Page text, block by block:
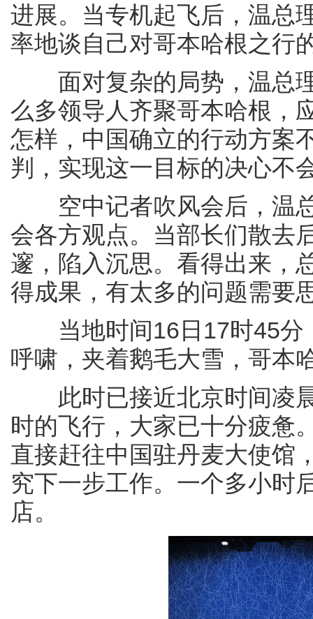
进展。当专机起飞后，温总
率地谈自己对哥本哈根之行
面对复杂的局势，温总理
么多领导人齐聚哥本哈根，
怎样，中国确立的行动方案
判，实现这一目标的决心不
空中记者吹风会后，温总
会各方观点。当部长们散去
邃，陷入沉思。看得出来，
得成果，有太多的问题需要
当地时间16日17时45分
呼啸，夹着鹅毛大雪，哥本
此时已接近北京时间凌晨
时的飞行，大家已十分疲惫
直接赶往中国驻丹麦大使馆
究下一步工作。一个多小时
店。